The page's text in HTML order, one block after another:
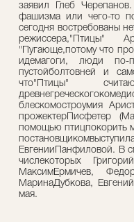
заявил Глеб
фашизма или чего-то
сегодня востребованы
режиссера,"Птицы"
"Пугающе,потому что
идемагоги, люди по-
пустойболтовней и
что"Птицы"
блескомостроумия
прожектерПисфетер
помощью птицпокорить
ЕвгенииПанфиловой. В
числекоторых
МаксимЕрмичев,
МаринаДубкова,
мая.